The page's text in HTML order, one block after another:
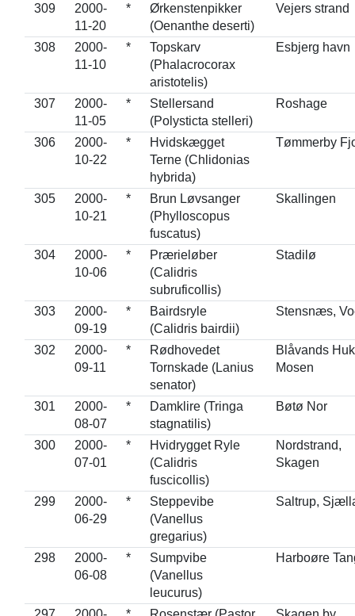
309
2000-
11-20
*
Ørkenstenpikker
(Oenanthe deserti)
Vejers strand
308
2000-
11-10
*
Topskarv
(Phalacrocorax
aristotelis)
Esbjerg havn
307
2000-
11-05
*
Stellersand
(Polysticta stelleri)
Roshage
306
2000-
10-22
*
Hvidskægget
Terne (Chlidonias
hybrida)
Tømmerby
305
2000-
10-21
*
Brun Løvsanger
(Phylloscopus
fuscatus)
Skallingen
304
2000-
10-06
*
Prærieløber
(Calidris
subruficollis)
Stadilø
303
2000-
09-19
*
Bairdsryle
(Calidris bairdii)
Stensnæs,
302
2000-
09-11
*
Rødhovedet
Tornskade (Lanius
senator)
Blåvands
Mosen
301
2000-
08-07
*
Damklire (Tringa
stagnatilis)
Bøtø Nor
300
2000-
07-01
*
Hvidrygget Ryle
(Calidris
fuscicollis)
Nordstrand,
Skagen
299
2000-
06-29
*
Steppevibe
(Vanellus
gregarius)
Saltrup,
298
2000-
06-08
*
Sumpvibe
(Vanellus
leucurus)
Harboøre